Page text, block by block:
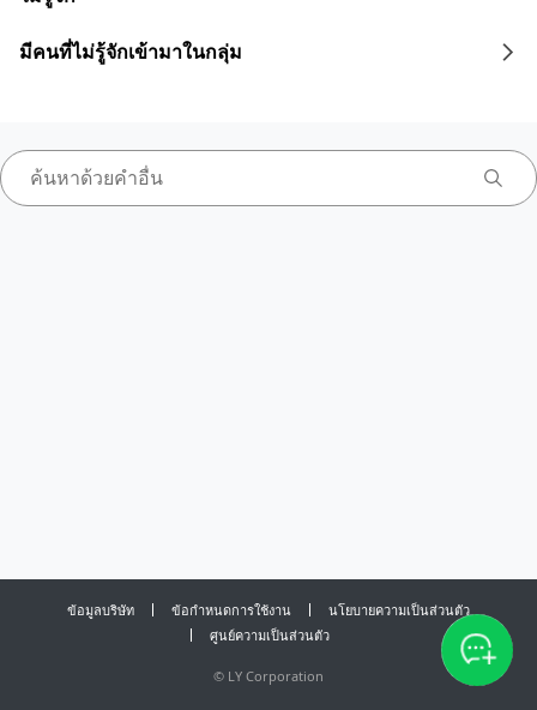
มีคนที่ไม่รู้จักเข้ามาในกลุ่ม
ข้อมูลบริษัท ข้อกำหนดการใช้งาน
นโยบายความเป็นส่วนตัว
ศูนย์ความเป็นส่วนตัว
© LY Corporation